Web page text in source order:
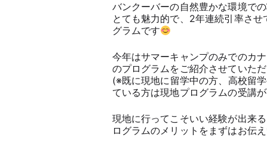
バンクーバーの自然豊かな環境で
とても魅力的で、2年連続引率さ
グラムです
今年はサマーキャンプのみでのカ
のプログラムをご紹介させていた
(※既に現地に留学中の方、高校留
ている方は現地プログラムの受講
現地に行ってこそいい経験が出来
ログラムのメリットをまずはお伝